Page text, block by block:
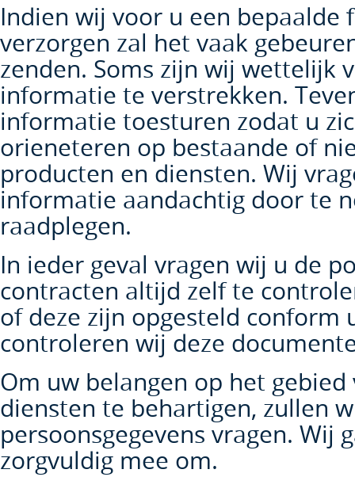
Indien wij voor u een bepaalde
verzorgen zal het vaak
zenden. Soms zijn wij wettelijk
informatie te verstrekken.
informatie toesturen zodat u
orieneteren op bestaande of
producten en diensten. Wij
informatie aandachtig door te
raadplegen.
In ieder geval vragen wij u de
contracten altijd zelf te
of deze zijn opgesteld conform
controleren wij deze
Om uw belangen op het
diensten te behartigen, zullen
persoonsgegevens vragen. Wij
zorgvuldig mee om.